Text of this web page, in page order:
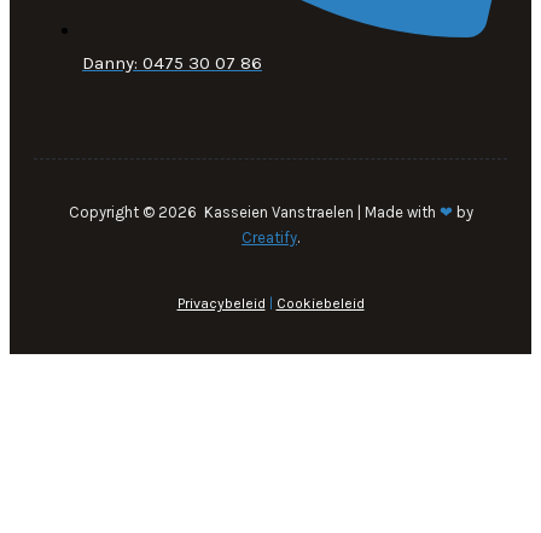
Danny: 0475 30 07 86
Copyright © 2026 Kasseien Vanstraelen | Made with ❤ by
Creatify.
Privacybeleid Cookiebeleid